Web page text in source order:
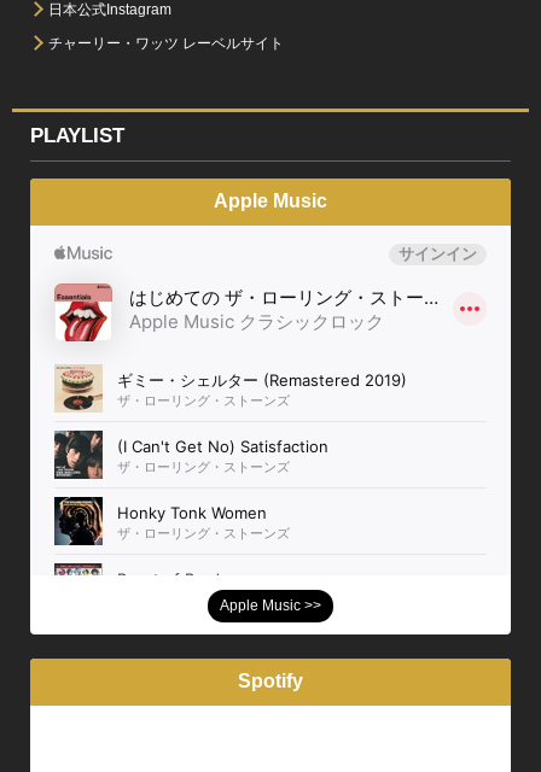
日本公式Instagram
チャーリー・ワッツ レーベルサイト
PLAYLIST
Apple Music
Apple Music >>
Spotify